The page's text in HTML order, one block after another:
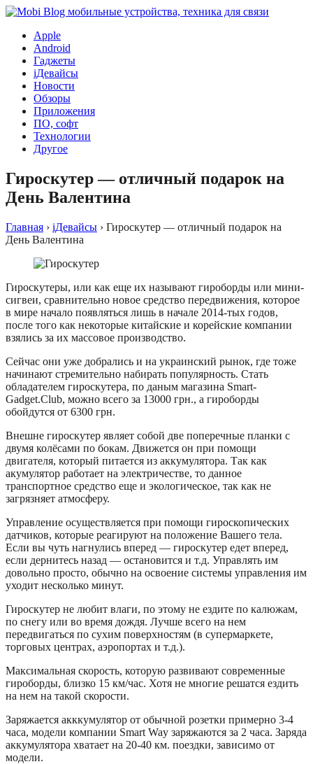
Apple
Android
Гаджеты
iДевайсы
Новости
Обзоры
Приложения
ПО, софт
Технологии
Другое
Гироскутер — отличный подарок на
День Валентина
Главная › iДевайсы › Гироскутер — отличный подарок на
День Валентина
Гироскутеры, или как еще их называют гироборды или мини-
сигвеи, сравнительно новое средство передвижения, которое
в мире начало появляться лишь в начале 2014-тых годов,
после того как некоторые китайские и корейские компании
взялись за их массовое производство.
Сейчас они уже добрались и на украинский рынок, где тоже
начинают стремительно набирать популярность. Стать
обладателем гироскутера, по даным магазина Smart-
Gadget.Club, можно всего за 13000 грн., а гироборды
обойдутся от 6300 грн.
Внешне гироскутер являет собой две поперечные планки с
двумя колёсами по бокам. Движется он при помощи
двигателя, который питается из аккумулятора. Так как
акумулятор работает на электричестве, то данное
транспортное средство еще и экологическое, так как не
загрязняет атмосферу.
Управление осуществляется при помощи гироскопических
датчиков, которые реагируют на положение Вашего тела.
Если вы чуть нагнулись вперед — гироскутер едет вперед,
если дернитесь назад — остановится и т.д. Управлять им
довольно просто, обычно на освоение системы управления им
уходит несколько минут.
Гироскутер не любит влаги, по этому не ездите по калюжам,
по снегу или во время дождя. Лучше всего на нем
передвигаться по сухим поверхностям (в супермаркете,
торговых центрах, аэропортах и т.д.).
Максимальная скорость, которую развивают современные
гироборды, близко 15 км/час. Хотя не многие решатся ездить
на нем на такой скорости.
Заряжается акккумулятор от обычной розетки примерно 3-4
часа, модели компании Smart Way заряжаются за 2 часа. Заряда
аккумулятора хватает на 20-40 км. поездки, зависимо от
модели.